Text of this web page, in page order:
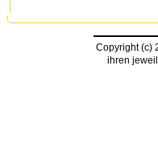
Copyright (c)
ihren